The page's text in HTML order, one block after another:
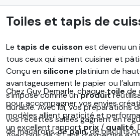
Toiles et tapis de
Le tapis de cuisson est devenu
tous ceux qui aiment cuisiner et
Conçu en silicone platinium de
avantageusement le papier ou
s’impose comme unproduit
durable. Avec lui, vos préparations
vos recettes salées gagnent en
de macarons, depain, de biscuits
Chez Guy Demarle, chaquetoilede
pour accompagner vos envies
modèles allient praticité et
un excellent rapport prix / qualité.